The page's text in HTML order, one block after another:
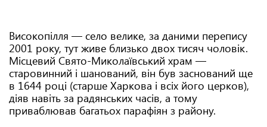
Високопілля — село велике, за даними перепису
2001 року, тут живе близько двох тисяч чоловік.
Місцевий Свято-Миколаївський храм —
старовинний і шанований, він був заснований ще
в 1644 році (старше Харкова і всіх його церков),
діяв навіть за радянських часів, а тому
приваблював багатьох парафіян з району.